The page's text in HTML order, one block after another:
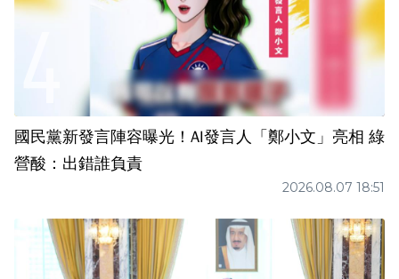
國民黨新發言陣容曝光！AI發言人「鄭小文」亮相 綠
營酸：出錯誰負責
2026.08.07 18:51